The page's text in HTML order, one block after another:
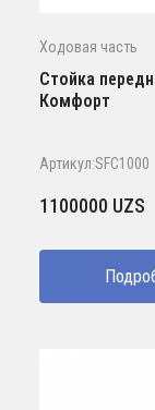
Ходовая часть
Стойка
Комфорт
Артикул:SFC1000
1100000 UZS